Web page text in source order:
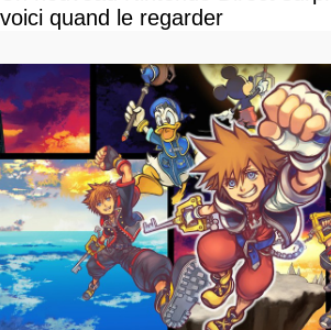
voici quand le regarder